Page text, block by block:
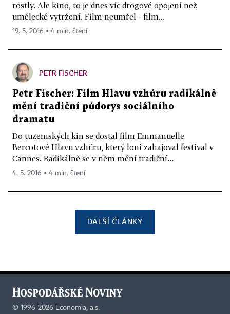
rostly. Ale kino, to je dnes víc drogové opojení než
umělecké vytržení. Film neumřel - film...
19. 5. 2016 ▪ 4 min. čtení
PETR FISCHER
Petr Fischer: Film Hlavu vzhůru radikálně
mění tradiční půdorys sociálního
dramatu
Do tuzemských kin se dostal film Emmanuelle
Bercotové Hlavu vzhůru, který loni zahajoval festival v
Cannes. Radikálně se v něm mění tradiční...
4. 5. 2016 ▪ 4 min. čtení
DALŠÍ ČLÁNKY
© 1996-2026 Economia, a.s.